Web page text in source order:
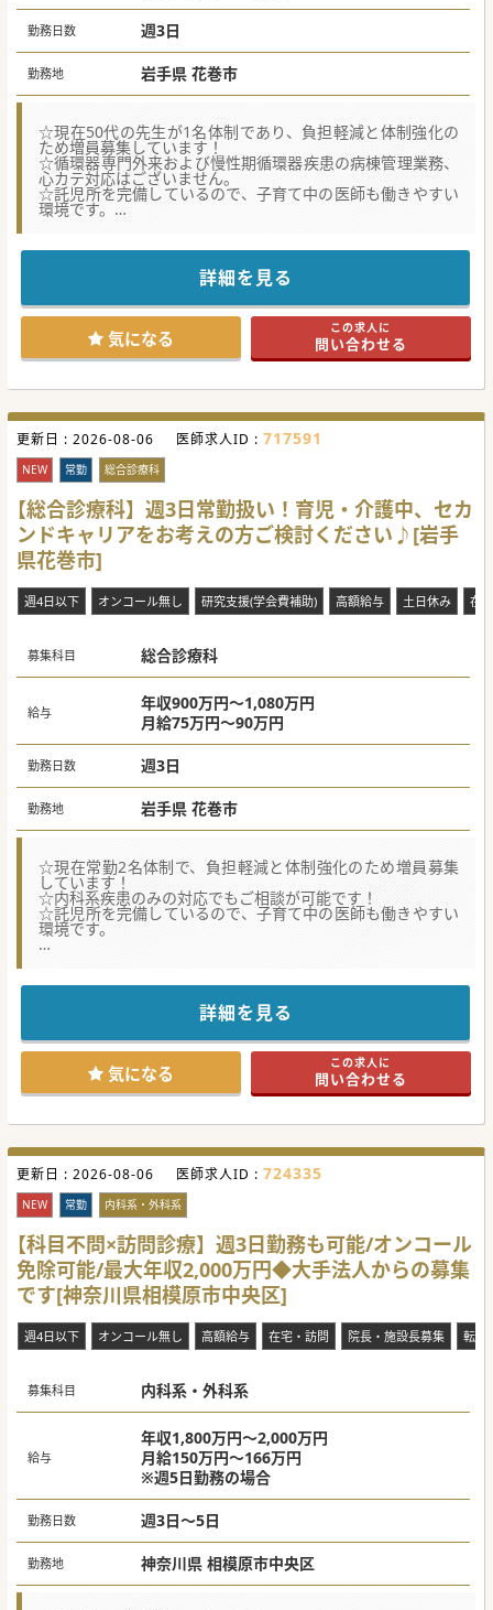
勤務日数 週3日
勤務地 岩手県 花巻市
☆現在50代の先生が1名体制であり、負担軽減と体制強化の
ため増員募集しています！
☆循環器専門外来および慢性期循環器疾患の病棟管理業務、
心カテ対応はございません。
☆託児所を完備しているので、子育て中の医師も働きやすい
環境です。
■医師一人一人に個室が完備され、プライバシーに配慮され
た快適な執務環境が整っています。
■派閥がなく、風通しの良い職場で、年齢や経験に関わらず
意見を出し合える雰囲気があります。
■託児所が完備されており、子育て中の医師も安心して勤務
できる環境が整えられています。
【募集背景】
ため、専門医の増員を図っています。
■経営再建中ではありますが、市からの財政支援を受け、安
定した医療提供体制の構築を目指しています。
■新しい病院での診療体制を強化するため、意欲的な循環器
内科医師の参画を求めています。
【やりがい】
■地域医療の中核を担う病院で、地域住民の健康を守る重要
な役割を果たすことができます。
■リハビリテーション部門との連携を強化し、急性期から回
復期までの一貫した治療に携わることができます。
■経営再建に参画することで、病院の未来を共に創造してい
く醍醐味を味わうことができます。
#秋入職可
詳細を見る
気になる この求人に
問い合わせる
更新日 : 2026-08-06 医師求人ID : 717591
NEW 常勤 総合診療科
【総合診療科】週3日常勤扱い！育児・介護中、セカ
ンドキャリアをお考えの方ご検討ください♪[岩手
県花巻市]
週4日以下 オンコール無し 研究支援(学会費補助) 高額給与 土日休み 在
募集科目 総合診療科
給与
年収900万円～1,080万円
月給75万円～90万円
勤務日数 週3日
勤務地 岩手県 花巻市
☆現在常勤2名体制で、負担軽減と体制強化のため増員募集
しています！
☆内科系疾患のみの対応でもご相談が可能です！
☆託児所を完備しているので、子育て中の医師も働きやすい
環境です。
ます。
2020年3月には新築移転したばかりのため新しい病院でご勤
スキー場・温泉も近く、週末は色々なレジャーを楽しめるエ
リアです。
遠方から先生をお迎えするための各種手当、福利厚生制度が
非常に充実していますので
全国からのお問い合わせをお待ちしております！
#秋入職可
詳細を見る
気になる この求人に
問い合わせる
更新日 : 2026-08-06 医師求人ID : 724335
NEW 常勤 内科系・外科系
【科目不問×訪問診療】週3日勤務も可能/オンコール
免除可能/最大年収2,000万円◆大手法人からの募集
です[神奈川県相模原市中央区]
週4日以下 オンコール無し 高額給与 在宅・訪問 院長・施設長募集 転科
募集科目 内科系・外科系
給与
年収1,800万円～2,000万円
月給150万円～166万円
※週5日勤務の場合
勤務日数 週3日～5日
勤務地 神奈川県 相模原市中央区